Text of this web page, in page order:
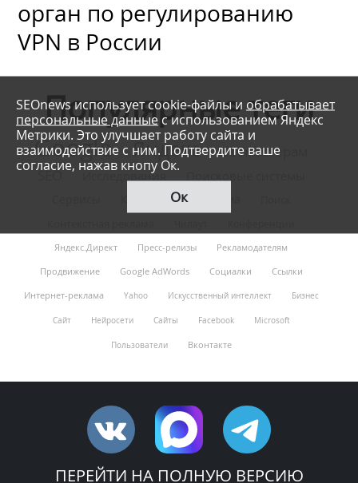
орган по регулированию
VPN в России
Популярные теги
Google Яндекс
Вебмастерам
SEO
Исследования
Клиентам
Яндекс.Директ Пресс-релизы
Рекламодателям
Продвижение
Google AdWords Социалки
Ссылки
Интернет-реклама
Yahoo Искусственный интеллект Бизнес
Сайт Нейросети Сайты Facebook Microsoft
Пользователи Вконтакте
SEOnews использует cookie-файлы и обрабатывает
персональные данные с использованием Яндекс
Метрики. Это улучшает работу сайта и
взаимодействие с ним. Подтвердите ваше
согласие, нажав кнопу Ок.
Ок
ПЕРЕЙТИ НА ПОЛНУЮ ВЕРСИЮ